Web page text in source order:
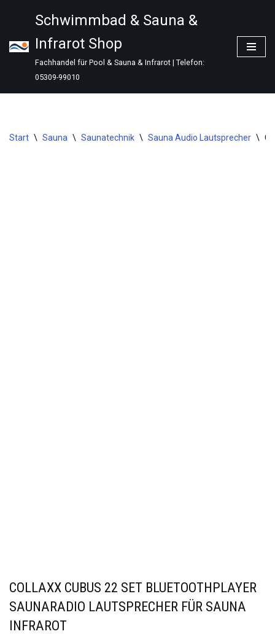
Inhalt
springen
Schwimmbad & Sauna &
Infrarot Shop
Fachhandel für Pool & Sauna & Infrarot | Telefon:
05309-99010
Start \ Sauna \ Saunatechnik \ Sauna Audio Lautsprecher \
COLLAXX CUBUS 22 SET BLUETOOTHPLAYER
SAUNARADIO LAUTSPRECHER FÜR SAUNA
INFRAROT